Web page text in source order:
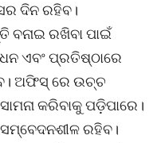
ଦିନ ରହିବ।
ବନାଇ ରଖିବା ପାଇଁ
ଧନ ଏବଂ ପ୍ରତିଷ୍ଠାରେ
ଅଫିସ୍ ରେ ଉଚ୍ଚ
କରିବାକୁ ପଡ଼ିପାରେ।
ରହିବ।